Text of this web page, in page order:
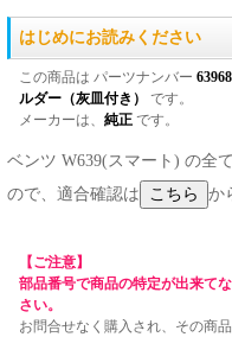
はじめにお読みください
この商品は パーツナンバー
ルダー（灰皿付き）
です。
メーカーは、 純正 です。
ベンツ W639(スマート) の全
ので、適合確認は
か
【ご注意】
部品番号で商品の特定が出来て
さい。
お問合せなく購入され、その商